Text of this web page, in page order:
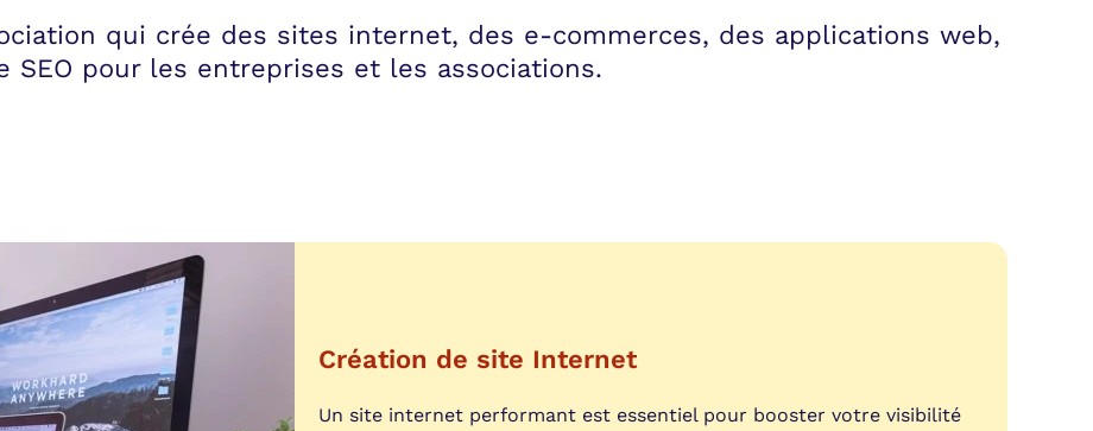
qui crée des sites internet, des e-commerces, des applications web,
SEO pour les entreprises et les associations.
Création de site Internet
Un site internet performant est essentiel pour booster votre visibilité